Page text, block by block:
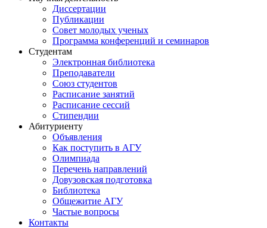
Диссертации
Публикации
Совет молодых ученых
Программа конференций и семинаров
Студентам
Электронная библиотека
Преподаватели
Союз студентов
Расписание занятий
Расписание сессий
Стипендии
Абитуриенту
Объявления
Как поступить в АГУ
Олимпиада
Перечень направлений
Довузовская подготовка
Библиотека
Общежитие АГУ
Частые вопросы
Контакты